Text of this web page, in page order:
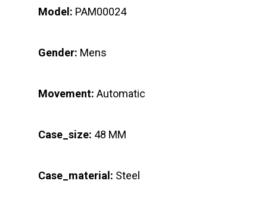
Model: PAM00024
Gender: Mens
Movement: Automatic
Case_size: 48 MM
Case_material: Steel